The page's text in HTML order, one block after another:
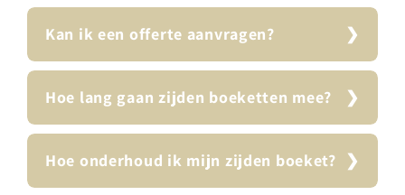
Kan ik een offerte aanvragen?
Hoe lang gaan zijden boeketten mee?
Hoe onderhoud ik mijn zijden boeket?